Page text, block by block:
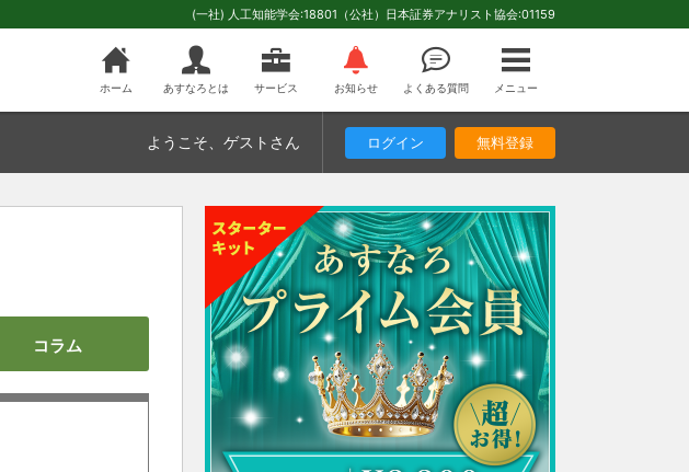
(一社) 人工知能学会:18801（公社）日本証券アナリスト協会:01159
ホーム あすなろとは サービス お知らせ よくある質問 メニュー
ようこそ 、ゲストさん ログイン 無料登録
コラム